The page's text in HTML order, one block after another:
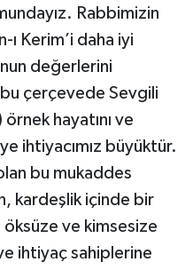
Rabbimizin
ı Kerim’i daha iyi
değerlerini
çerçevede Sevgili
hayatını ve
ihtiyacımız büyüktür.
bu mukaddes
kardeşlik içinde bir
öksüze ve kimsesize
ihtiyaç sahiplerine